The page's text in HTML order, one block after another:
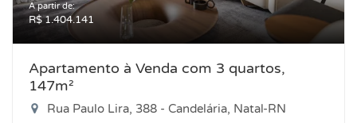
A partir de:
R$ 1.404.141
Apartamento à Venda com 3 quartos,
147m²
Rua Paulo Lira, 388 - Candelária, Natal-RN